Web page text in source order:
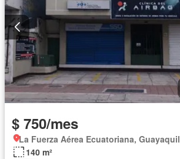
$ 750/mes
La Fuerza Aérea Ecuatoriana, Guayaquil
140 m²